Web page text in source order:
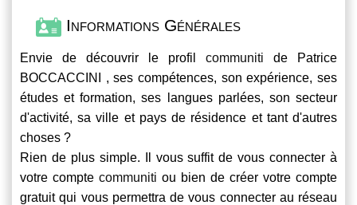
Informations Générales
Envie de découvrir le profil communiti de Patrice
BOCCACCINI , ses compétences, son expérience, ses
études et formation, ses langues parlées, son secteur
d'activité, sa ville et pays de résidence et tant d'autres
choses ?
Rien de plus simple. Il vous suffit de vous connecter à
votre compte communiti ou bien de créer votre compte
gratuit qui vous permettra de vous connecter au réseau